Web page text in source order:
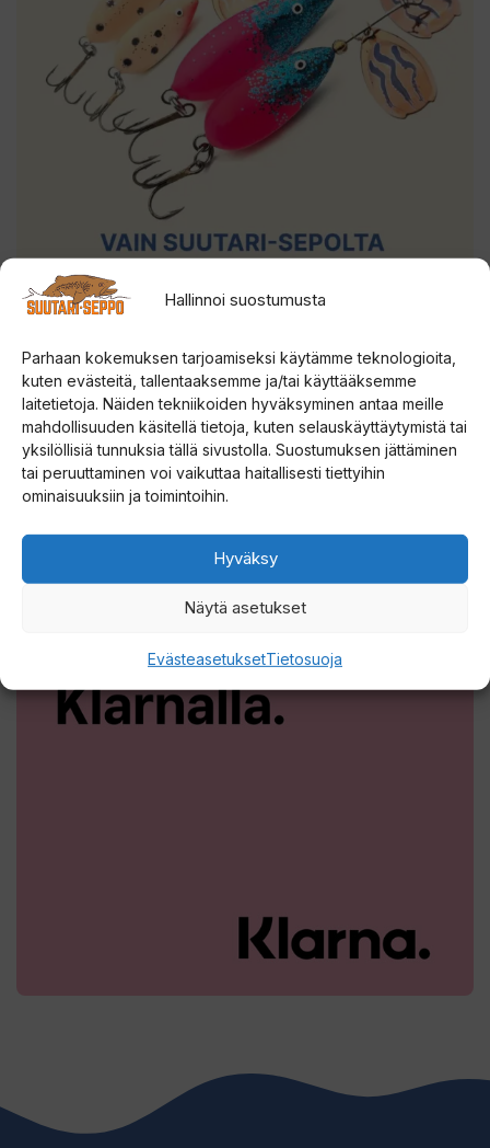
Hallinnoi suostumusta
Parhaan kokemuksen tarjoamiseksi käytämme teknologioita,
kuten evästeitä, tallentaaksemme ja/tai käyttääksemme
laitetietoja. Näiden tekniikoiden hyväksyminen antaa meille
mahdollisuuden käsitellä tietoja, kuten selauskäyttäytymistä tai
yksilöllisiä tunnuksia tällä sivustolla. Suostumuksen jättäminen
tai peruuttaminen voi vaikuttaa haitallisesti tiettyihin
ominaisuuksiin ja toimintoihin.
Hyväksy
Näytä asetukset
EvästeasetuksetTietosuoja